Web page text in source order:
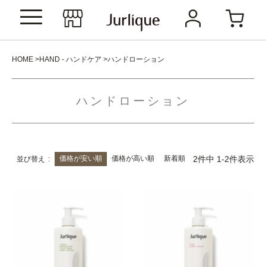
HOME HAND - ハンドケア ハンドローション
ハンドローション
並び替え 価格が安い順 価格が高い順 新着順 2件中 1-2件表示